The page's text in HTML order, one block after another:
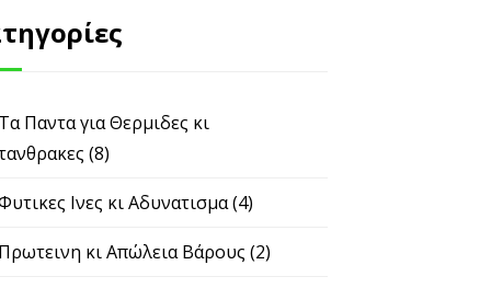
Παντα για Θερμιδες κι
(8)
Ινες κι Αδυνατισμα(4)
κι Απώλεια Βάρους (2)